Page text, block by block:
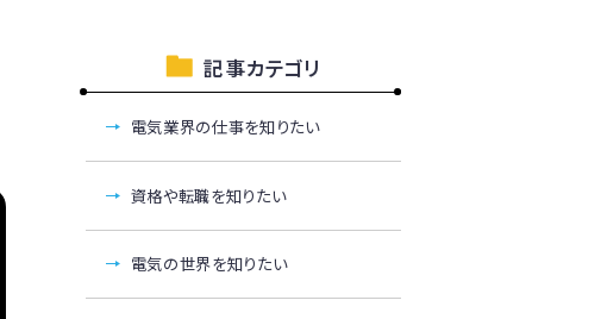
記事カテゴリ
電気業界の仕事を知りたい
資格や転職を知りたい
電気の世界を知りたい